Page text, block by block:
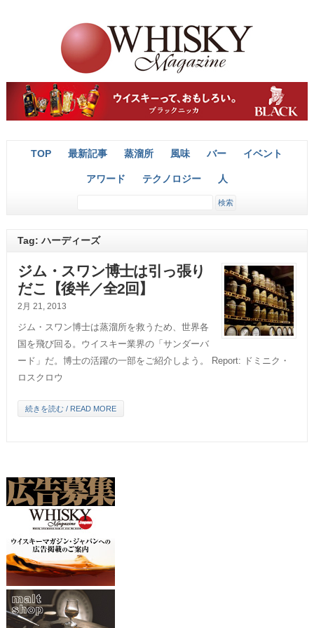
TOP 最新記事 蒸溜所 風味 バー イベント
アワード テクノロジー 人
Tag: ハーディーズ
ジム・スワン博士は引っ張り
だこ【後半／全2回】
2月 21, 2013
ジム・スワン博士は蒸溜所を救うため、世界各
国を飛び回る。ウイスキー業界の「サンダーバ
ード」だ。博士の活躍の一部をご紹介しよう。 Report: ドミニク・
ロスクロウ
続きを読む / READ MORE